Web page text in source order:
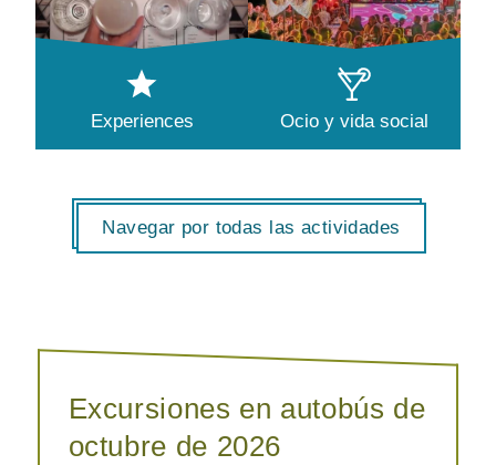
Experiences Ocio y vida social
Navegar por todas las actividades
Excursiones en autobús de
octubre de 2026